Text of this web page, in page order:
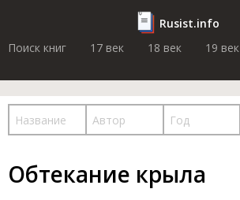
Rusist.info
Поиск книг
17 век 18 век 19 век
Обтекание крыла